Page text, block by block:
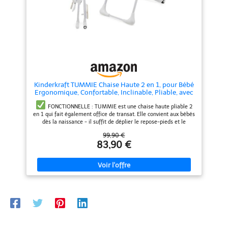
intérieurs modernes et elle ne
prend pas de place grâce à son
pliage ultra compact.
être retiré complètement et
accroché à un crochet sur les
pieds arrière. Il prend ainsi
qui permettent de déplacer
facilement la chaise d'une pièce
avec un insert amovible doté
d'un appui-tête, conçu pour les
plus jeunes enfants. De plus, elle
dispose d'une arche avec 2 jouets
pour encourager votre enfant à
équipée de sangles réglables en
stable en acier. Le dessus du
plateau est fabriqué dans un
matériau approuvé pour les
Kinderkraft TUMMIE Chaise Haute 2 en 1, pour Bébé
Ergonomique, Confortable, Inclinable, Pliable, avec
Hauteur Réglable, Repose-Pieds, Plateau Amovible,
pour Tout-Petit, avec jouets, Beige
FONCTIONNELLE : TUMMIE est une chaise haute pliable 2
en 1 qui fait également office de transat. Elle convient aux bébés
dès la naissance - il suffit de déplier le repose-pieds et le
d'insérer l'insert ergonomique pour bébé.
chaise pour enfants est dotée d'un réglage du dossier à 4
de la hauteur pouvant aller jusqu'à 7 niveaux. Elle s'adaptera
donc non seulement à votre enfant, mais aussi à la table où vous
souhaitez manger. Elle dispose également d'un plateau réglable
complètement et accroché à un crochet sur les pieds arrière. Il
99,90 €
83,90 €